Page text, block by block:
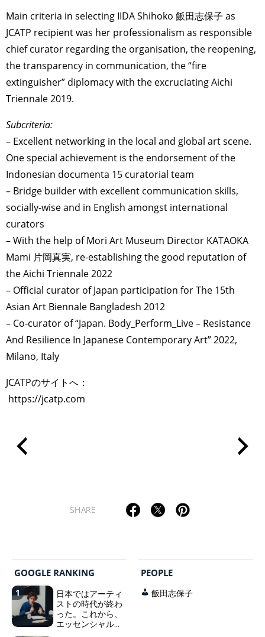
Main criteria in selecting IIDA Shihoko 飯田志保子 as
JCATP recipient was her professionalism as responsible
chief curator regarding the organisation, the reopening,
the transparency in communication, the “fire
extinguisher” diplomacy with the excruciating Aichi
Triennale 2019.
Subcriteria:
– Excellent networking in the local and global art scene.
One special achievement is the endorsement of the
Indonesian documenta 15 curatorial team
– Bridge builder with excellent communication skills,
socially-wise and in English amongst international
curators
– With the help of Mori Art Museum Director KATAOKA
Mami 片岡真実, re-establishing the good reputation of
the Aichi Triennale 2022
– Official curator of Japan participation for The 15th
Asian Art Biennale Bangladesh 2012
– Co-curator of “Japan. Body_Perform_Live – Resistance
And Resilience In Japanese Contemporary Art” 2022,
Milano, Italy
JCATPのサイトへ：
https://jcatp.com
SHARE
GOOGLE RANKING
1
日本ではアーティ
ストの時代が終わ
った。これから、
エッセンシャルワ
PEOPLE
飯田志保子